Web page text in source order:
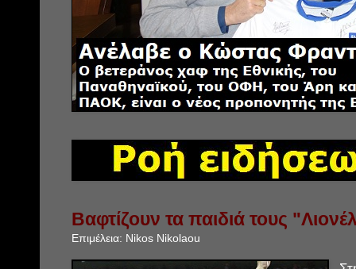
Βαφτίζουν τα παιδιά τους
Επιμέλεια: Nikos Nikolaou